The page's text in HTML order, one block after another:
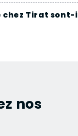
chez Tirat sont-
nos